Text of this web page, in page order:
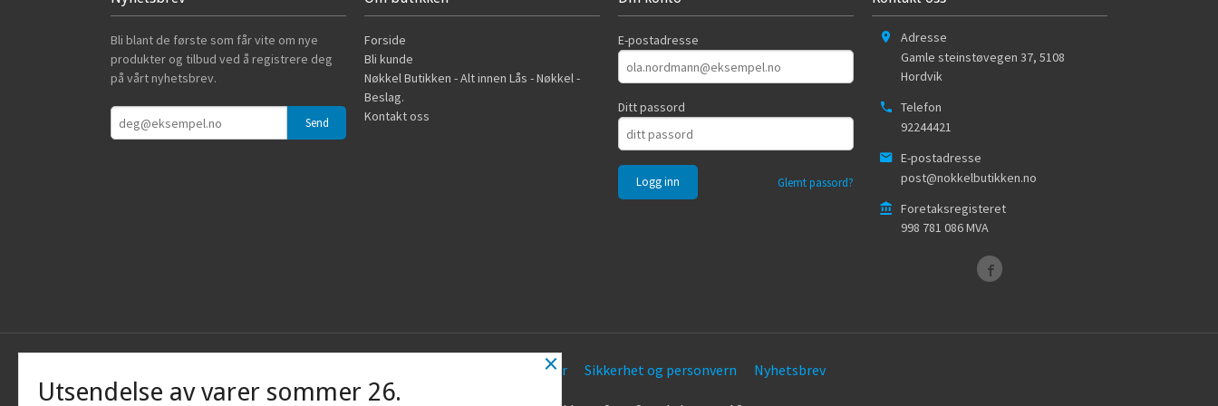
Bli blant de første som får vite om nye
produkter og tilbud ved å registrere deg
på vårt nyhetsbrev.
Forside
Bli kunde
Nøkkel Butikken - Alt innen Lås - Nøkkel -
Beslag.
Kontakt oss
E-postadresse
Ditt passord
Glemt passord?
Adresse
Gamle steinstøvegen 37, 5108
Hordvik
Telefon
92244421
E-postadresse
post@nokkelbutikken.no
Foretaksregisteret
998 781 086 MVA
Kjøpsbetingelser Sikkerhet og personvern Nyhetsbrev
×
Utsendelse av varer sommer 26.